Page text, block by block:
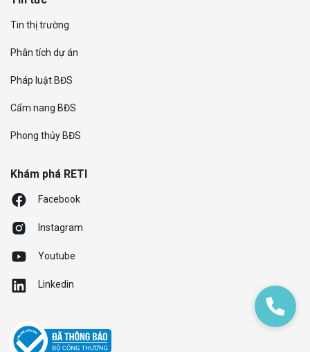
Tin thị trường
Phân tích dự án
Pháp luật BĐS
Cẩm nang BĐS
Phong thủy BĐS
Khám phá RETI
Facebook
Instagram
Youtube
Linkedin